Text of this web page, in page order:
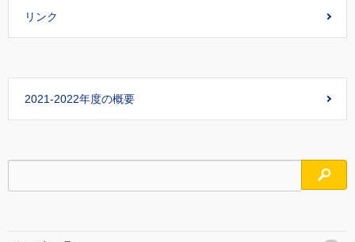
リンク
2021-2022年度の概要
検索